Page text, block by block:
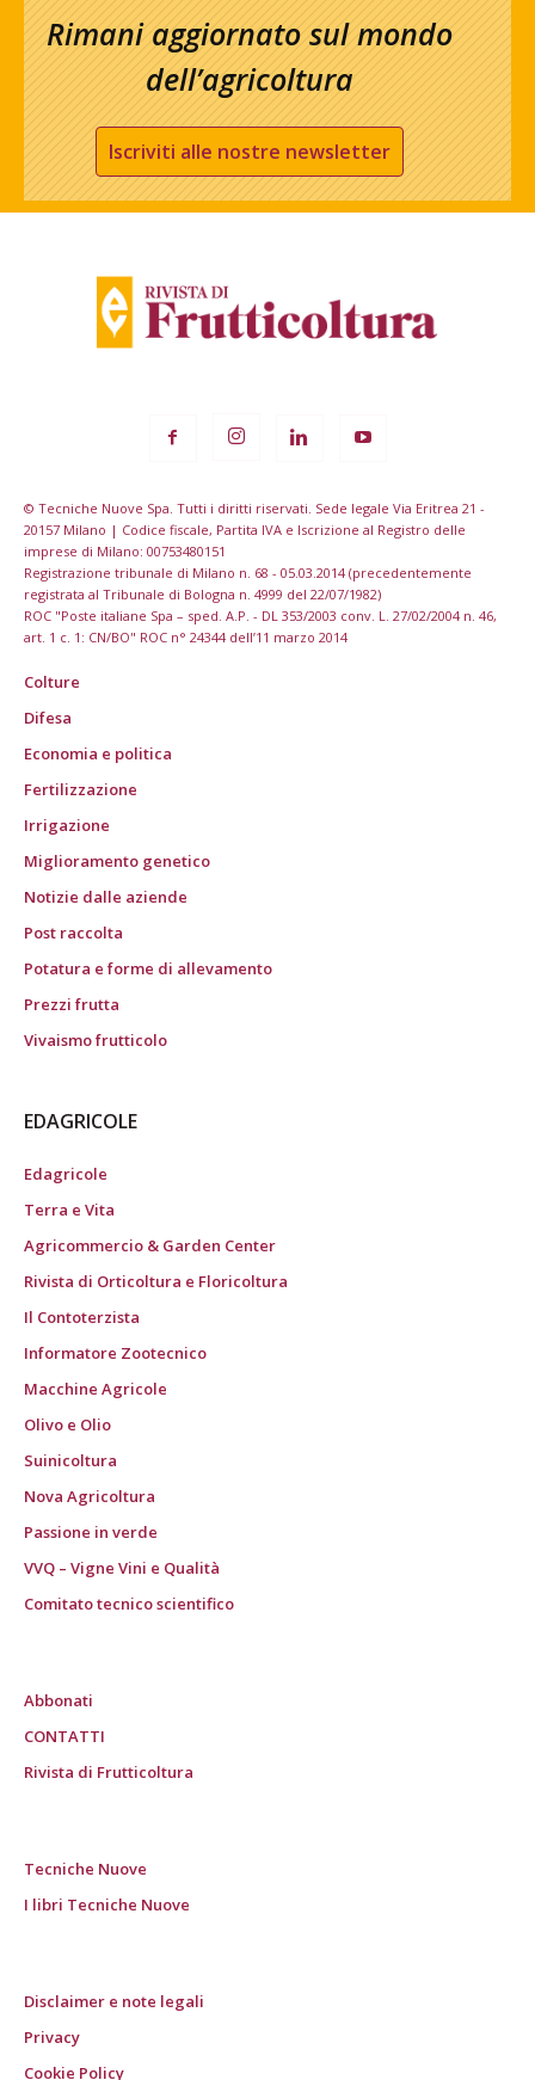
Rimani aggiornato sul mondo
dell’agricoltura
Iscriviti alle nostre newsletter
© Tecniche Nuove Spa. Tutti i diritti riservati. Sede legale Via Eritrea 21 -
20157 Milano | Codice fiscale, Partita IVA e Iscrizione al Registro delle
imprese di Milano: 00753480151
Registrazione tribunale di Milano n. 68 - 05.03.2014 (precedentemente
registrata al Tribunale di Bologna n. 4999 del 22/07/1982)
ROC "Poste italiane Spa – sped. A.P. - DL 353/2003 conv. L. 27/02/2004 n. 46,
art. 1 c. 1: CN/BO" ROC n° 24344 dell’11 marzo 2014
Colture
Difesa
Economia e politica
Fertilizzazione
Irrigazione
Miglioramento genetico
Notizie dalle aziende
Post raccolta
Potatura e forme di allevamento
Prezzi frutta
Vivaismo frutticolo
EDAGRICOLE
Edagricole
Terra e Vita
Agricommercio & Garden Center
Rivista di Orticoltura e Floricoltura
Il Contoterzista
Informatore Zootecnico
Macchine Agricole
Olivo e Olio
Suinicoltura
Nova Agricoltura
Passione in verde
VVQ – Vigne Vini e Qualità
Comitato tecnico scientifico
Abbonati
CONTATTI
Rivista di Frutticoltura
Tecniche Nuove
I libri Tecniche Nuove
Disclaimer e note legali
Privacy
Cookie Policy